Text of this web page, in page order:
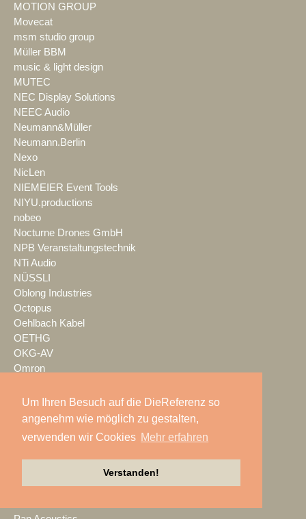
Um Ihren Besuch auf die DieReferenz so
angenehm wie möglich zu gestalten,
verwenden wir Cookies Mehr erfahren
Verstanden!
MOTION GROUP
Movecat
msm studio group
Müller BBM
music & light design
MUTEC
NEC Display Solutions
NEEC Audio
Neumann&Müller
Neumann.Berlin
Nexo
NicLen
NIEMEIER Event Tools
NIYU.productions
nobeo
Nocturne Drones GmbH
NPB Veranstaltungstechnik
NTi Audio
NÜSSLI
Oblong Industries
Octopus
Oehlbach Kabel
OETHG
OKG-AV
Omron
Optocore
ORANGE PRODUCTION DG
Otto Events
P2 Veranstaltungstechnik
Palmer